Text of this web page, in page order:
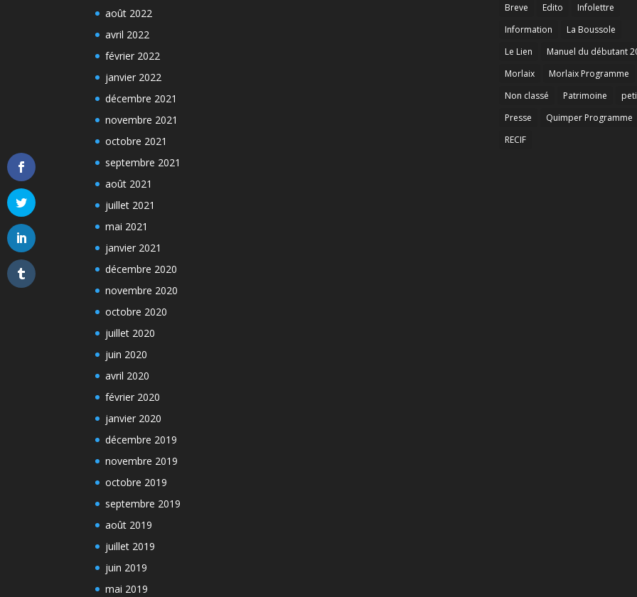
août 2022
avril 2022
février 2022
janvier 2022
décembre 2021
novembre 2021
octobre 2021
septembre 2021
août 2021
juillet 2021
mai 2021
janvier 2021
décembre 2020
novembre 2020
octobre 2020
juillet 2020
juin 2020
avril 2020
février 2020
janvier 2020
décembre 2019
novembre 2019
octobre 2019
septembre 2019
août 2019
juillet 2019
juin 2019
mai 2019
Breve
Edito
Infolettre
Information
La Boussole
Le Lien
Manuel du débutant
Morlaix
Morlaix Programme
Non classé
Patrimoine
Presse
Quimper Programme
RECIF